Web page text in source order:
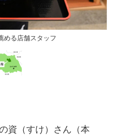
める店舗スタッフ
資（すけ）さん（本